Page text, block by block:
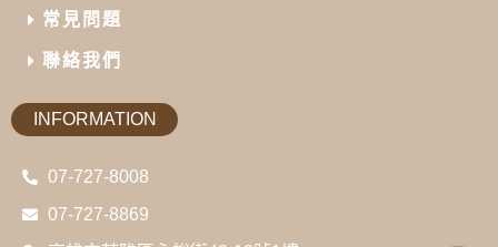
常見問題
聯絡我們
INFORMATION
07-727-8008
07-727-8869